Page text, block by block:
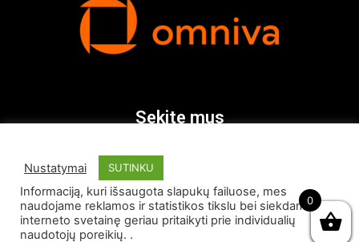
Sekite mus
Nustatymai SUTINKU
Informaciją, kuri išsaugota slapukų failuose, mes
naudojame reklamos ir statistikos tikslu bei siekdami
interneto svetainę geriau pritaikyti prie individualių
naudotojų poreikių. .
0